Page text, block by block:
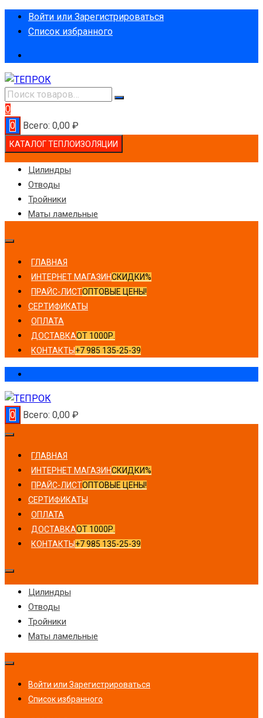
ПерейтиВойти или Зарегистрироваться
Список избранного
0
0
Всего: 0,00 ₽
КАТАЛОГ ТЕПЛОИЗОЛЯЦИИ
Цилиндры
Отводы
Тройники
Маты ламельные
ГЛАВНАЯ
ИНТЕРНЕТ МАГАЗИНСКИДКИ%
ПРАЙС-ЛИСТОПТОВЫЕ ЦЕНЫ!
СЕРТИФИКАТЫ
ОПЛАТА
ДОСТАВКАОТ 1000Р.
КОНТАКТЫ +7 985 135-25-39
0 Всего: 0,00 ₽
ГЛАВНАЯ
ИНТЕРНЕТ МАГАЗИНСКИДКИ%
ПРАЙС-ЛИСТОПТОВЫЕ ЦЕНЫ!
СЕРТИФИКАТЫ
ОПЛАТА
ДОСТАВКАОТ 1000Р.
КОНТАКТЫ +7 985 135-25-39
Цилиндры
Отводы
Тройники
Маты ламельные
Войти или Зарегистрироваться
Список избранного